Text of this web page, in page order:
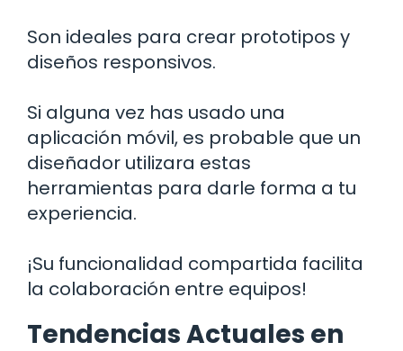
Son ideales para crear prototipos y
diseños responsivos.
Si alguna vez has usado una
aplicación móvil, es probable que un
diseñador utilizara estas
herramientas para darle forma a tu
experiencia.
¡Su funcionalidad compartida facilita
la colaboración entre equipos!
Tendencias Actuales en